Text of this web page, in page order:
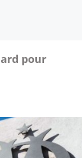
pour